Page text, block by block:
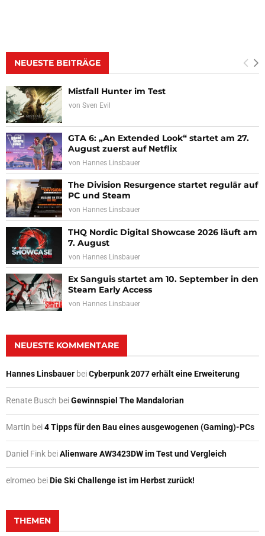
NEUESTE BEITRÄGE
Mistfall Hunter im Test
von Sven Evil
GTA 6: „An Extended Look“ startet am 27.
August zuerst auf Netflix
von Hannes Linsbauer
The Division Resurgence startet regulär auf
PC und Steam
von Hannes Linsbauer
THQ Nordic Digital Showcase 2026 läuft am
7. August
von Hannes Linsbauer
Ex Sanguis startet am 10. September in den
Steam Early Access
von Hannes Linsbauer
NEUESTE KOMMENTARE
Hannes Linsbauer beiCyberpunk 2077 erhält eine Erweiterung
Renate Busch beiGewinnspiel The Mandalorian
Martin bei4 Tipps für den Bau eines ausgewogenen (Gaming)-PCs
Daniel Fink beiAlienware AW3423DW im Test und Vergleich
elromeo beiDie Ski Challenge ist im Herbst zurück!
THEMEN